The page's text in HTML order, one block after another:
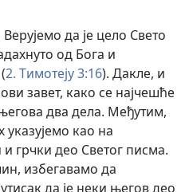
Верујемо да је цело Свето
од Бога и
2. Тимотеју 3:16). Дакле, и
завет, како се најчешће
два дела. Међутим,
као на
и грчки део Светог писма.
избегавамо да
да је неки његов део